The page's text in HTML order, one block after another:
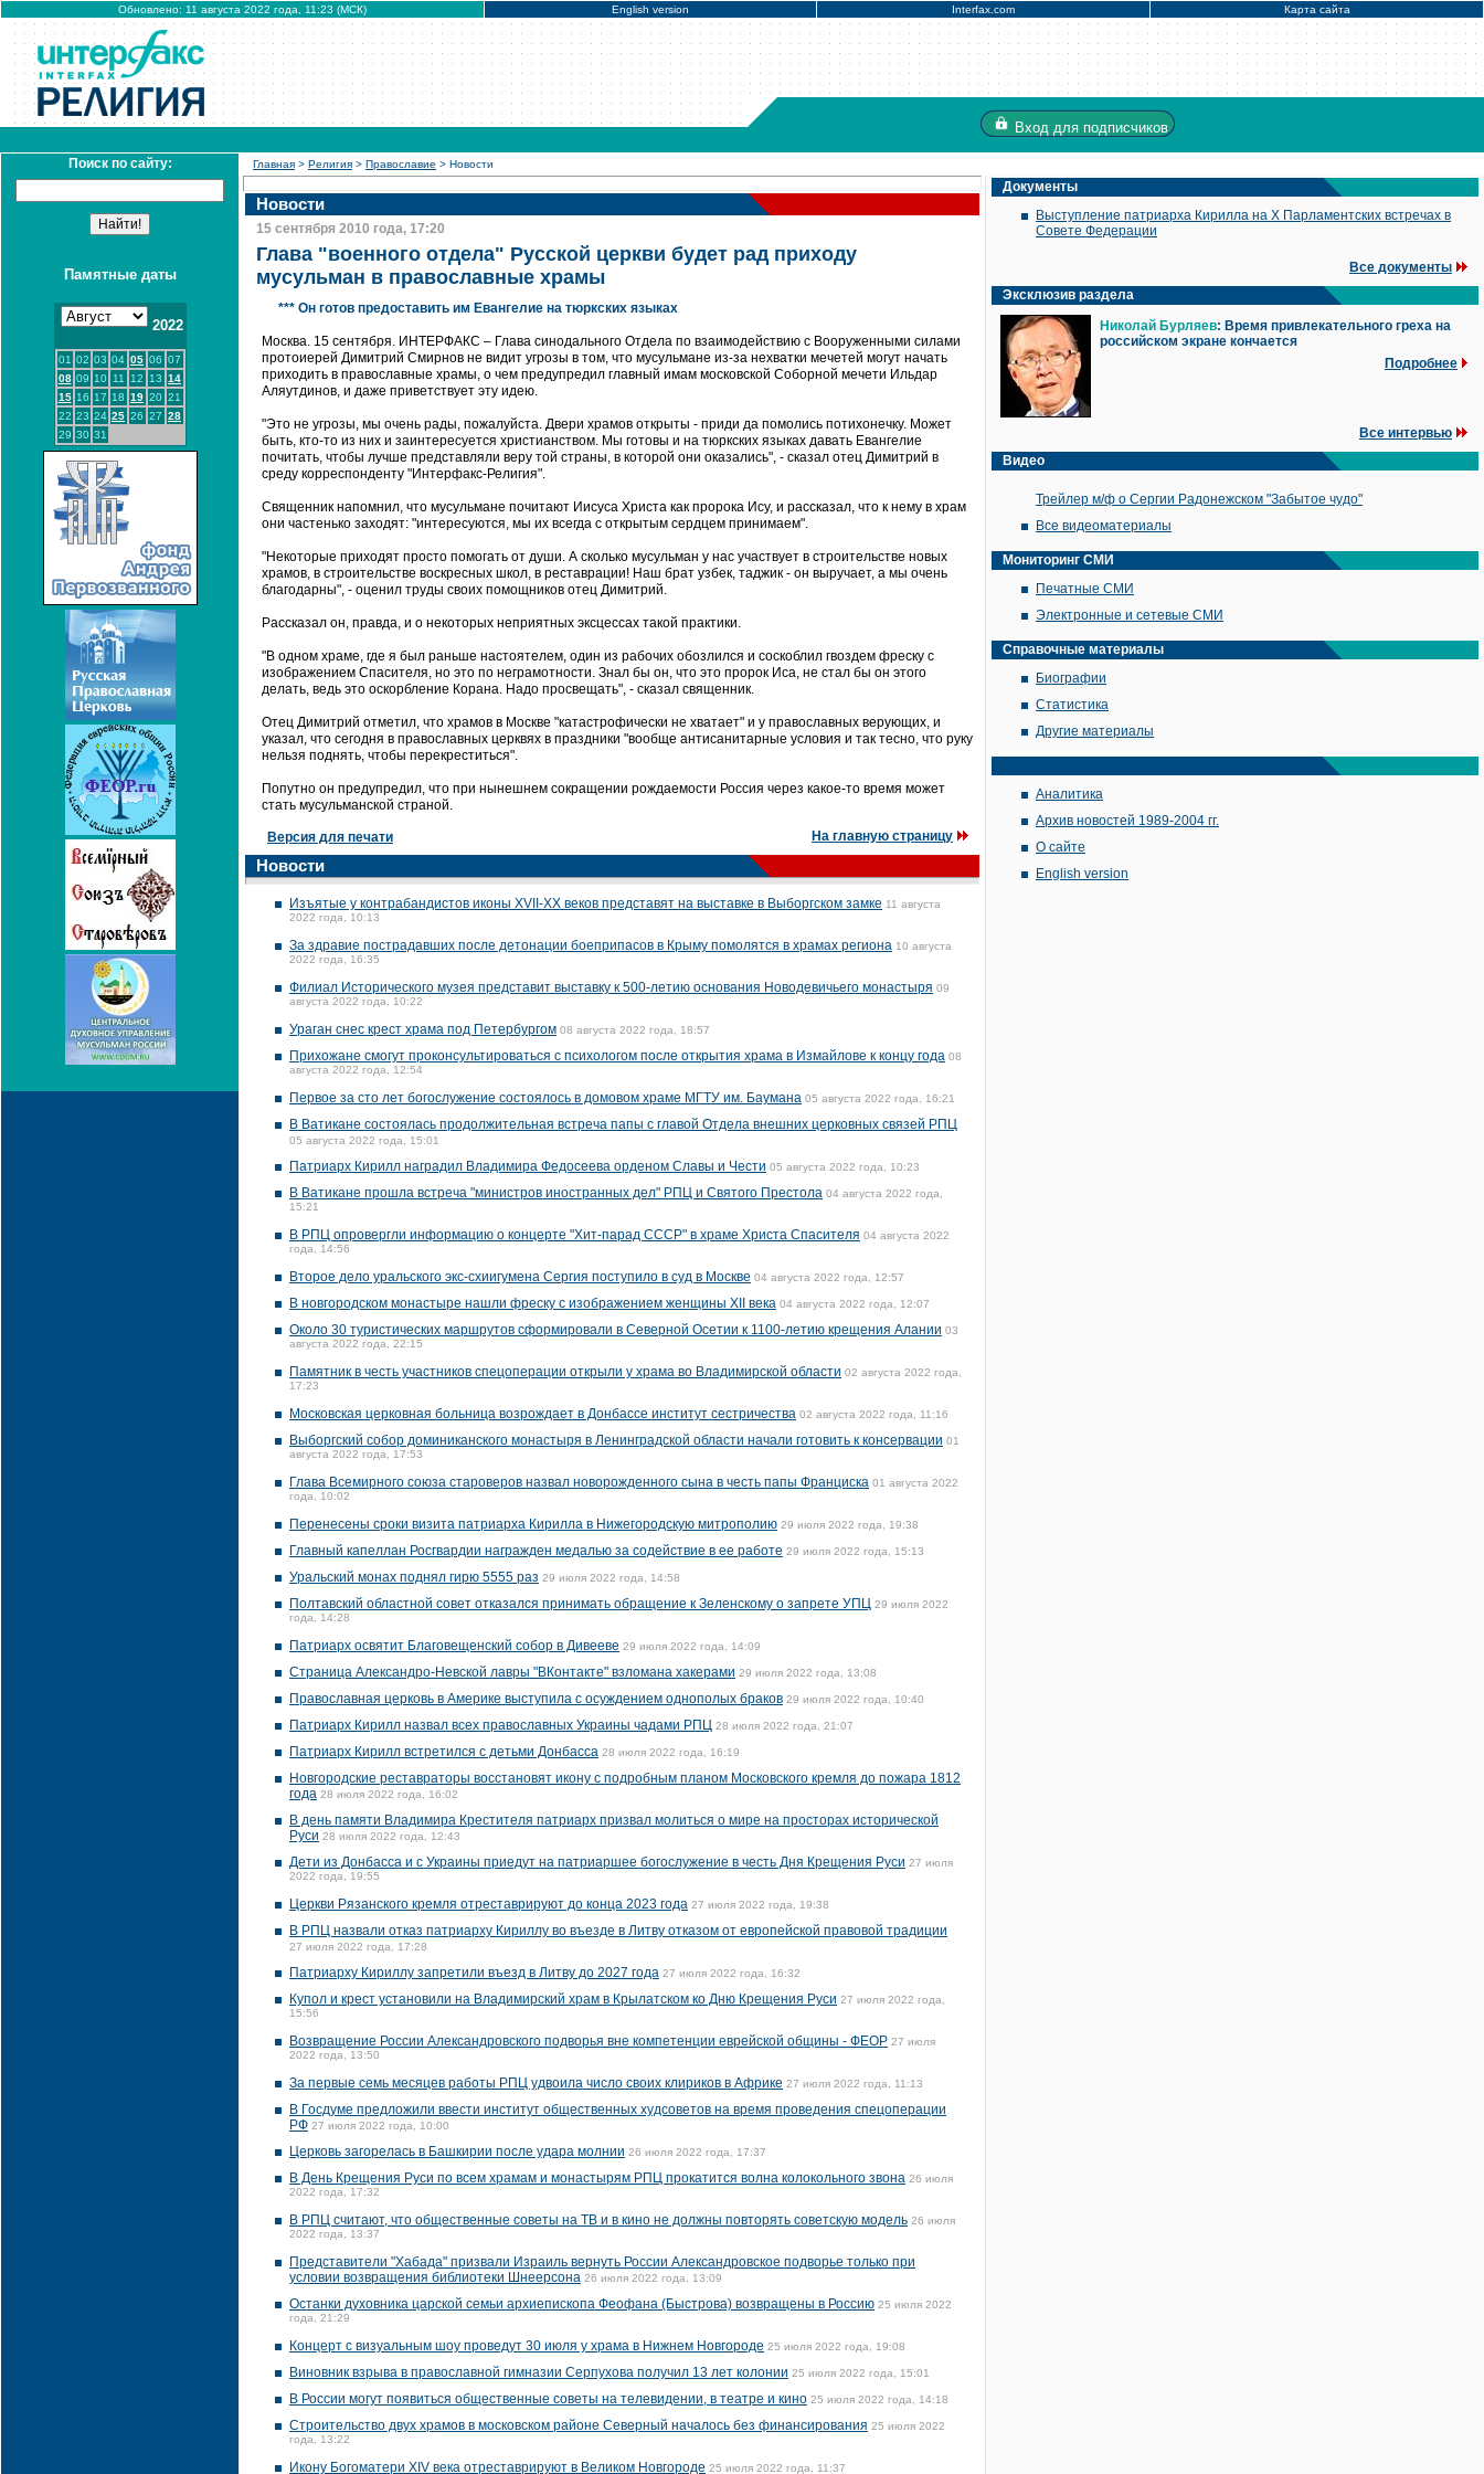
Обновлено: 11 августа 2022 года, 11:23 (МСК) English version Interfax.com Карта сайта
Вход для подписчиков
Поиск по сайту:
Памятные даты
2022
01 02 03 04 05 06 07
08 09 10 11 12 13 14
15 16 17 18 19 20 21
22 23 24 25 26 27 28
29 30 31
Главная > Религия > Православие > Новости
Новости
15 сентября 2010 года, 17:20
Глава "военного отдела" Русской церкви будет рад приходу
мусульман в православные храмы
*** Он готов предоставить им Евангелие на тюркских языках
Москва. 15 сентября. ИНТЕРФАКС – Глава синодального Отдела по взаимодействию с Вооруженными силами
протоиерей Димитрий Смирнов не видит угрозы в том, что мусульмане из-за нехватки мечетей могут начать
приходить в православные храмы, о чем предупредил главный имам московской Соборной мечети Ильдар
Аляутдинов, и даже приветствует эту идею.
"Это не угрозы, мы очень рады, пожалуйста. Двери храмов открыты - приди да помолись потихонечку. Может
быть, кто-то из них и заинтересуется христианством. Мы готовы и на тюркских языках давать Евангелие
почитать, чтобы лучше представляли веру той страны, в которой они оказались", - сказал отец Димитрий в
среду корреспонденту "Интерфакс-Религия".
Священник напомнил, что мусульмане почитают Иисуса Христа как пророка Ису, и рассказал, что к нему в храм
они частенько заходят: "интересуются, мы их всегда с открытым сердцем принимаем".
"Некоторые приходят просто помогать от души. А сколько мусульман у нас участвует в строительстве новых
храмов, в строительстве воскресных школ, в реставрации! Наш брат узбек, таджик - он выручает, а мы очень
благодарны", - оценил труды своих помощников отец Димитрий.
Рассказал он, правда, и о некоторых неприятных эксцессах такой практики.
"В одном храме, где я был раньше настоятелем, один из рабочих обозлился и соскоблил гвоздем фреску с
изображением Спасителя, но это по неграмотности. Знал бы он, что это пророк Иса, не стал бы он этого
делать, ведь это оскорбление Корана. Надо просвещать", - сказал священник.
Отец Димитрий отметил, что храмов в Москве "катастрофически не хватает" и у православных верующих, и
указал, что сегодня в православных церквях в праздники "вообще антисанитарные условия и так тесно, что руку
нельзя поднять, чтобы перекреститься".
Попутно он предупредил, что при нынешнем сокращении рождаемости Россия через какое-то время может
стать мусульманской страной.
Версия для печати На главную страницу
Новости
Изъятые у контрабандистов иконы XVII-XX веков представят на выставке в Выборгском замке 11 августа
2022 года, 10:13
За здравие пострадавших после детонации боеприпасов в Крыму помолятся в храмах региона 10 августа
2022 года, 16:35
Филиал Исторического музея представит выставку к 500-летию основания Новодевичьего монастыря 09
августа 2022 года, 10:22
Ураган снес крест храма под Петербургом 08 августа 2022 года, 18:57
Прихожане смогут проконсультироваться с психологом после открытия храма в Измайлове к концу года 08
августа 2022 года, 12:54
Первое за сто лет богослужение состоялось в домовом храме МГТУ им. Баумана 05 августа 2022 года, 16:21
В Ватикане состоялась продолжительная встреча папы с главой Отдела внешних церковных связей РПЦ
05 августа 2022 года, 15:01
Патриарх Кирилл наградил Владимира Федосеева орденом Славы и Чести 05 августа 2022 года, 10:23
В Ватикане прошла встреча "министров иностранных дел" РПЦ и Святого Престола 04 августа 2022 года,
15:21
В РПЦ опровергли информацию о концерте "Хит-парад СССР" в храме Христа Спасителя 04 августа 2022
года, 14:56
Второе дело уральского экс-схиигумена Сергия поступило в суд в Москве 04 августа 2022 года, 12:57
В новгородском монастыре нашли фреску с изображением женщины XII века 04 августа 2022 года, 12:07
Около 30 туристических маршрутов сформировали в Северной Осетии к 1100-летию крещения Алании 03
августа 2022 года, 22:15
Памятник в честь участников спецоперации открыли у храма во Владимирской области 02 августа 2022 года,
17:23
Московская церковная больница возрождает в Донбассе институт сестричества 02 августа 2022 года, 11:16
Выборгский собор доминиканского монастыря в Ленинградской области начали готовить к консервации 01
августа 2022 года, 17:53
Глава Всемирного союза староверов назвал новорожденного сына в честь папы Франциска 01 августа 2022
года, 10:02
Перенесены сроки визита патриарха Кирилла в Нижегородскую митрополию 29 июля 2022 года, 19:38
Главный капеллан Росгвардии награжден медалью за содействие в ее работе 29 июля 2022 года, 15:13
Уральский монах поднял гирю 5555 раз 29 июля 2022 года, 14:58
Полтавский областной совет отказался принимать обращение к Зеленскому о запрете УПЦ 29 июля 2022
года, 14:28
Патриарх освятит Благовещенский собор в Дивееве 29 июля 2022 года, 14:09
Страница Александро-Невской лавры "ВКонтакте" взломана хакерами 29 июля 2022 года, 13:08
Православная церковь в Америке выступила с осуждением однополых браков 29 июля 2022 года, 10:40
Патриарх Кирилл назвал всех православных Украины чадами РПЦ 28 июля 2022 года, 21:07
Патриарх Кирилл встретился с детьми Донбасса 28 июля 2022 года, 16:19
Новгородские реставраторы восстановят икону с подробным планом Московского кремля до пожара 1812
года 28 июля 2022 года, 16:02
В день памяти Владимира Крестителя патриарх призвал молиться о мире на просторах исторической
Руси 28 июля 2022 года, 12:43
Дети из Донбасса и с Украины приедут на патриаршее богослужение в честь Дня Крещения Руси 27 июля
2022 года, 19:55
Церкви Рязанского кремля отреставрируют до конца 2023 года 27 июля 2022 года, 19:38
В РПЦ назвали отказ патриарху Кириллу во въезде в Литву отказом от европейской правовой традиции
27 июля 2022 года, 17:28
Патриарху Кириллу запретили въезд в Литву до 2027 года 27 июля 2022 года, 16:32
Купол и крест установили на Владимирский храм в Крылатском ко Дню Крещения Руси 27 июля 2022 года,
15:56
Возвращение России Александровского подворья вне компетенции еврейской общины - ФЕОР 27 июля
2022 года, 13:50
За первые семь месяцев работы РПЦ удвоила число своих клириков в Африке 27 июля 2022 года, 11:13
В Госдуме предложили ввести институт общественных худсоветов на время проведения спецоперации
РФ 27 июля 2022 года, 10:00
Церковь загорелась в Башкирии после удара молнии 26 июля 2022 года, 17:37
В День Крещения Руси по всем храмам и монастырям РПЦ прокатится волна колокольного звона 26 июля
2022 года, 17:32
В РПЦ считают, что общественные советы на ТВ и в кино не должны повторять советскую модель 26 июля
2022 года, 13:37
Представители "Хабада" призвали Израиль вернуть России Александровское подворье только при
условии возвращения библиотеки Шнеерсона 26 июля 2022 года, 13:09
Останки духовника царской семьи архиепископа Феофана (Быстрова) возвращены в Россию 25 июля 2022
года, 21:29
Концерт с визуальным шоу проведут 30 июля у храма в Нижнем Новгороде 25 июля 2022 года, 19:08
Виновник взрыва в православной гимназии Серпухова получил 13 лет колонии 25 июля 2022 года, 15:01
В России могут появиться общественные советы на телевидении, в театре и кино 25 июля 2022 года, 14:18
Строительство двух храмов в московском районе Северный началось без финансирования 25 июля 2022
года, 13:22
Икону Богоматери XIV века отреставрируют в Великом Новгороде 25 июля 2022 года, 11:37
Документы
Выступление патриарха Кирилла на X Парламентских встречах в
Совете Федерации
Все документы
Эксклюзив раздела
Николай Бурляев: Время привлекательного греха на
российском экране кончается
Подробнее
Все интервью
Видео
Трейлер м/ф о Сергии Радонежском "Забытое чудо"
Все видеоматериалы
Мониторинг СМИ
Печатные СМИ
Электронные и сетевые СМИ
Справочные материалы
Биографии
Статистика
Другие материалы
Аналитика
Архив новостей 1989-2004 гг.
О сайте
English version